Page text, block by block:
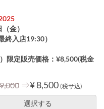
金）
入店19:30）
限定販売価格：¥8,500(税金
⇒¥ 8,500 (税サ込)
選択する